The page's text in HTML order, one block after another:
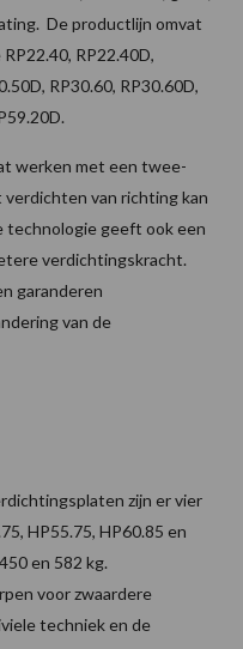
De productlijn omvat
RP22.40D,
RP30.60, RP30.60D,
werken met een twee-
van richting kan
technologie geeft ook een
verdichtingskracht.
garanderen
van de
zijn er vier
HP55.75, HP60.85 en
en 582 kg.
voor zwaardere
techniek en de